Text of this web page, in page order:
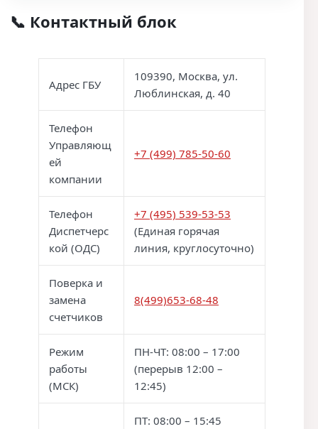
📞 Контактный блок
Адрес ГБУ
109390, Москва, ул.
Люблинская, д. 40
Телефон
Управляющ
ей
компании
+7 (499) 785-50-60
Телефон
Диспетчерс
кой (ОДС)
+7 (495) 539-53-53
(Единая горячая
линия, круглосуточно)
Поверка и
замена
счетчиков
8(499)653-68-48
Режим
работы
(МСК)
ПН-ЧТ: 08:00 – 17:00
(перерыв 12:00 –
12:45)
ПТ: 08:00 – 15:45